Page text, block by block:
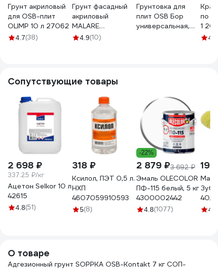
Грунт акриловый
для OSB-плит
OLIMP 10 л 27062
4.7(38)
Грунт фасадный
акриловый
MALARE
адгезионный
4610362814922
4.9(10)
Грунтовка для
плит OSB Бор
универсальная,
по
1
4.9
Сопутствующие товары
2 698 ₽
337.25 ₽/кг
Ацетон Selkor 10 л
42615
4.8(51)
318 ₽
Ксилол, ПЭТ 0,5 л.
НХП
4607059910593
5(8)
-22%
2 879 ₽3 692 ₽
Эмаль OLECOLOR
ПФ-115 белый, 5 кг
4300002442
4.8(1077)
40,
мм,4.5
О товаре
Адгезионный грунт SOPPKA OSB-Kontakt 7 кг СОП-